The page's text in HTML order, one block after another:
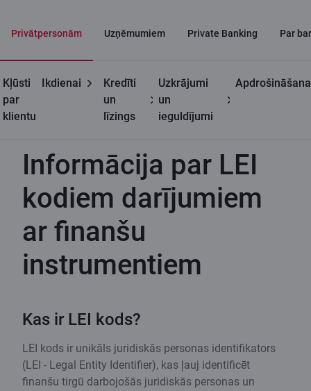
Privātpersonām Uzņēmumiem Private Banking Par
Kļūsti
par
klientu
Ikdienai
Kredīti
un
līzings
Uzkrājumi
un
ieguldījumi
Apdrošināšana
Noderīgi
Informācija par LEI kodiem darījumiem ar finanšu
instrumentiem
Informācija par LEI
kodiem darījumiem
ar finanšu
instrumentiem
Kas ir LEI kods?
LEI kods ir unikāls juridiskās personas identifikators
(LEI - Legal Entity Identifier), kas ļauj identificēt
finanšu tirgū darbojošās juridiskās personas un